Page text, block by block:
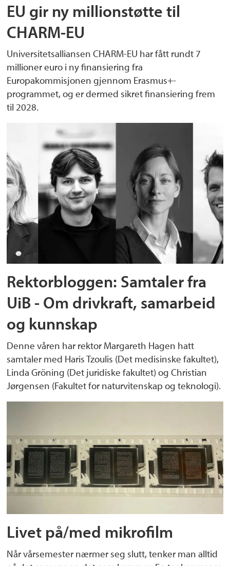
EU gir ny millionstøtte til
CHARM-EU
Universitetsalliansen CHARM-EU har fått rundt 7
millioner euro i ny finansiering fra
Europakommisjonen gjennom Erasmus+-
programmet, og er dermed sikret finansiering frem
til 2028.
Rektorbloggen: Samtaler fra
UiB - Om drivkraft, samarbeid
og kunnskap
Denne våren har rektor Margareth Hagen hatt
samtaler med Haris Tzoulis (Det medisinske fakultet),
Linda Gröning (Det juridiske fakultet) og Christian
Jørgensen (Fakultet for naturvitenskap og teknologi).
Livet på/med mikrofilm
Når vårsemester nærmer seg slutt, tenker man alltid